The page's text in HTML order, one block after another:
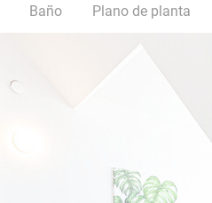
Baño Plano de planta